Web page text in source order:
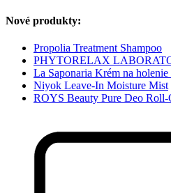
Nové produkty:
Propolia Treatment Shampoo
PHYTORELAX
La Saponaria Krém na
Niyok Leave-In Moisture Mist
ROYS Beauty Pure Deo Roll-